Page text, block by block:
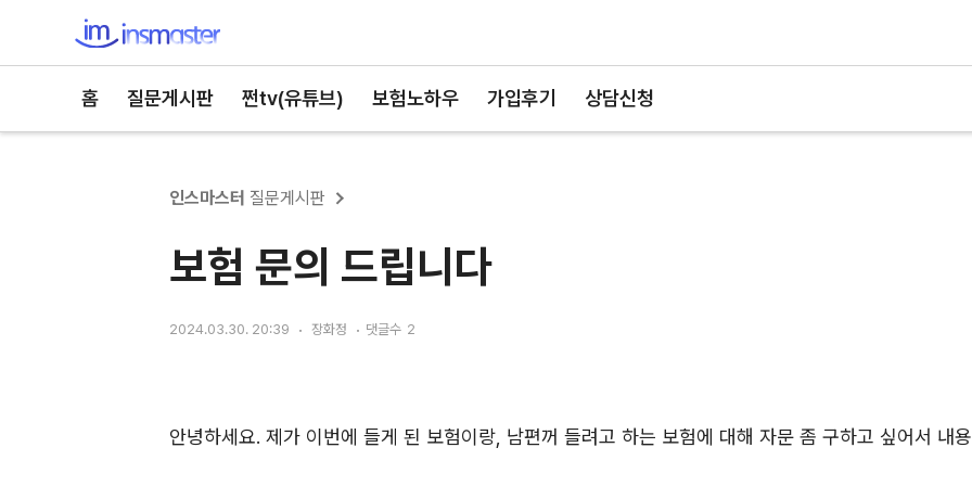
홈 질문게시판 쩐tv(유튜브) 보험노하우 가입후기 상담신청
인스마스터 질문게시판
보험 문의 드립니다
2024.03.30. 20:39 장화정 댓글수 2
안녕하세요. 제가 이번에 들게 된 보험이랑, 남편꺼 들려고 하는 보험에 대해 자문 좀 구하고 싶어서 내